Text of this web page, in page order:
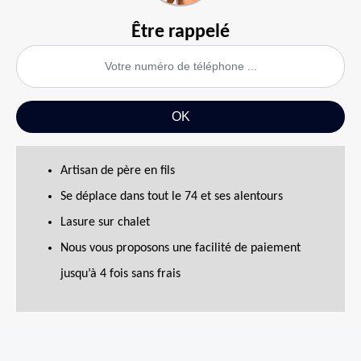
Être rappelé
Artisan de père en fils
Se déplace dans tout le 74 et ses alentours
Lasure sur chalet
Nous vous proposons une facilité de paiement
jusqu’à 4 fois sans frais